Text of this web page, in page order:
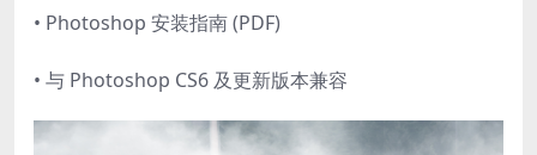
• Photoshop 安装指南 (PDF)
• 与 Photoshop CS6 及更新版本兼容